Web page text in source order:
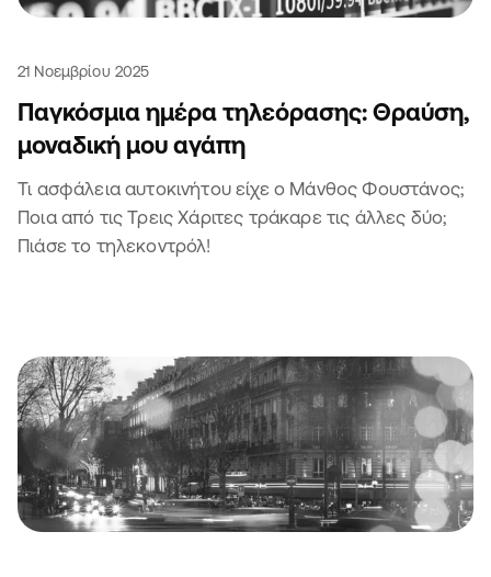
21 Νοεμβρίου 2025
Παγκόσμια ημέρα τηλεόρασης: Θραύση,
μοναδική μου αγάπη
Τι ασφάλεια αυτοκινήτου είχε ο Μάνθος Φουστάνος;
Ποια από τις Τρεις Χάριτες τράκαρε τις άλλες δύο;
Πιάσε το τηλεκοντρόλ!